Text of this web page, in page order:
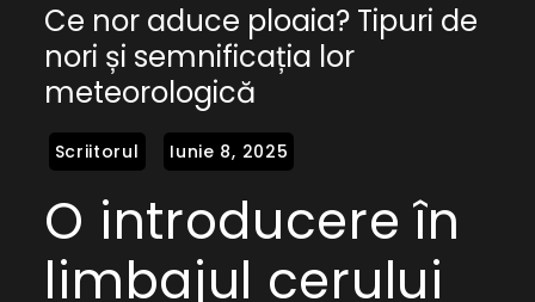
nor
aduce
Tipuri
de
și
semnificația
lor
Ce nor aduce ploaia? Tipuri de
nori și semnificația lor
meteorologică
O introducere în
limbajul cerului